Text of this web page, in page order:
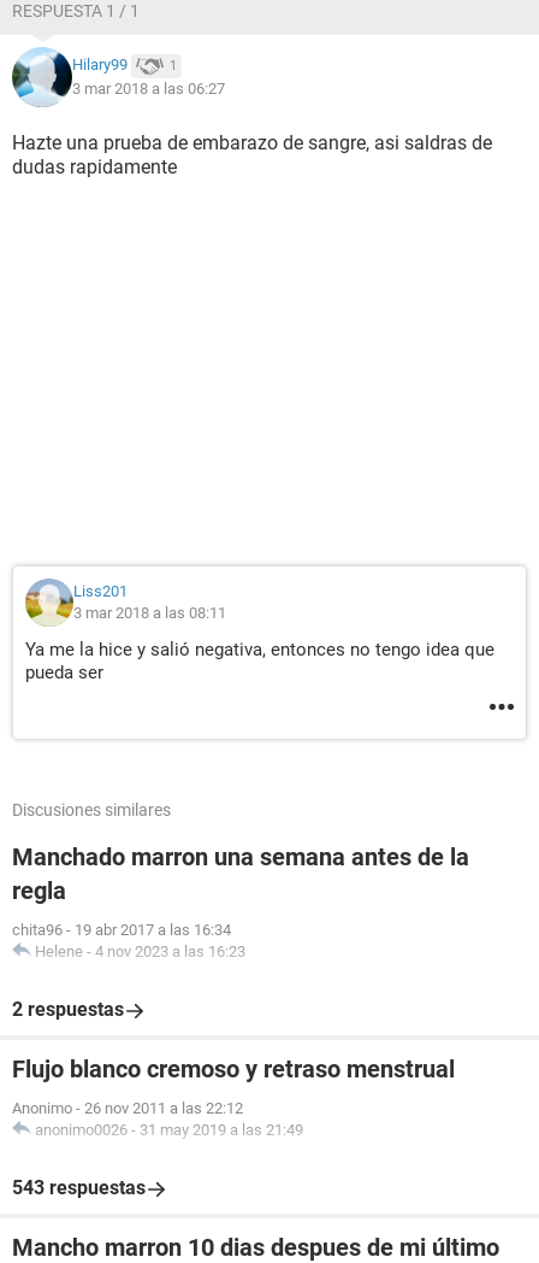
RESPUESTA 1 / 1
Hilary99 1
3 mar 2018 a las 06:27
Hazte una prueba de embarazo de sangre, asi saldras de
dudas rapidamente
Liss201
3 mar 2018 a las 08:11
Ya me la hice y salió negativa, entonces no tengo idea que
pueda ser
Discusiones similares
Manchado marron una semana antes de la
regla
chita96 - 19 abr 2017 a las 16:34
Helene - 4 nov 2023 a las 16:23
2 respuestas
Flujo blanco cremoso y retraso menstrual
Anonimo - 26 nov 2011 a las 22:12
anonimo0026 - 31 may 2019 a las 21:49
543 respuestas
Mancho marron 10 dias despues de mi último